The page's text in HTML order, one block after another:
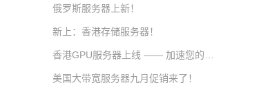
俄罗斯服务器上新！
新上：香港存储服务器！
香港GPU服务器上线 —— 加速您的计算未来！
美国大带宽服务器九月促销来了！